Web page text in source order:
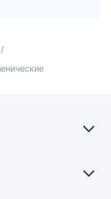
/